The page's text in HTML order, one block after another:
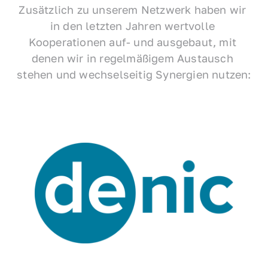
Zusätzlich zu unserem Netzwerk haben wir
in den letzten Jahren wertvolle
Kooperationen auf- und ausgebaut, mit
denen wir in regelmäßigem Austausch
stehen und wechselseitig Synergien nutzen: